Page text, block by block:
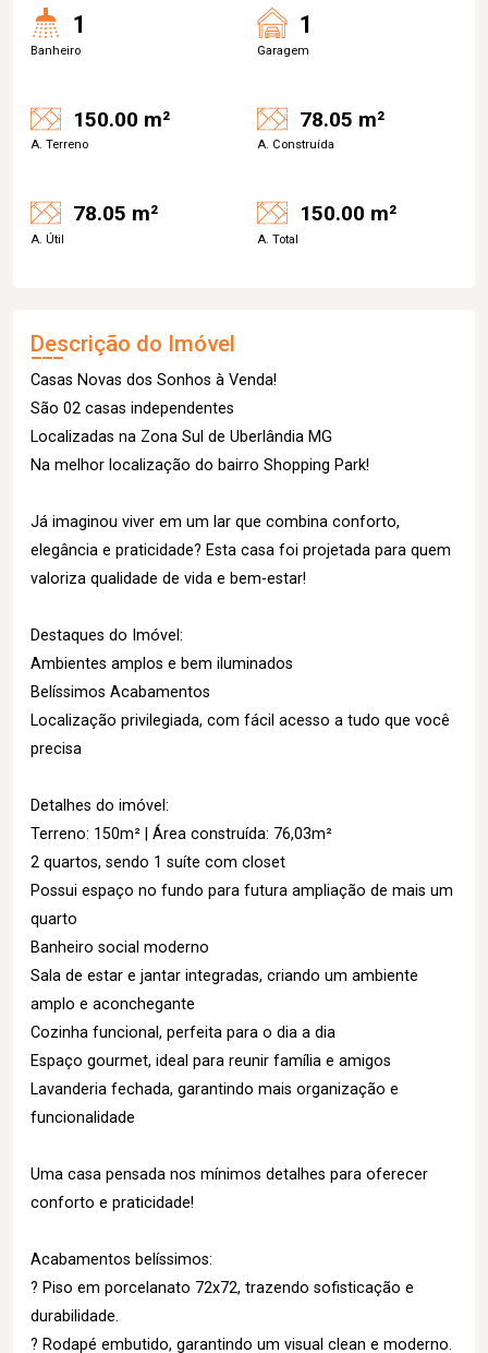
1
Banheiro
1
Garagem
150.00 m²
A. Terreno
78.05 m²
A. Construída
78.05 m²
A. Útil
150.00 m²
A. Total
Descrição do Imóvel
Casas Novas dos Sonhos à Venda!
São 02 casas independentes
Localizadas na Zona Sul de Uberlândia MG
Na melhor localização do bairro Shopping Park!
Já imaginou viver em um lar que combina conforto,
elegância e praticidade? Esta casa foi projetada para quem
valoriza qualidade de vida e bem-estar!
Destaques do Imóvel:
Ambientes amplos e bem iluminados
Belíssimos Acabamentos
Localização privilegiada, com fácil acesso a tudo que você
precisa
Detalhes do imóvel:
Terreno: 150m² | Área construída: 76,03m²
2 quartos, sendo 1 suíte com closet
Possui espaço no fundo para futura ampliação de mais um
quarto
Banheiro social moderno
Sala de estar e jantar integradas, criando um ambiente
amplo e aconchegante
Cozinha funcional, perfeita para o dia a dia
Espaço gourmet, ideal para reunir família e amigos
Lavanderia fechada, garantindo mais organização e
funcionalidade
Uma casa pensada nos mínimos detalhes para oferecer
conforto e praticidade!
Acabamentos belíssimos:
? Piso em porcelanato 72x72, trazendo sofisticação e
durabilidade.
? Rodapé embutido, garantindo um visual clean e moderno.